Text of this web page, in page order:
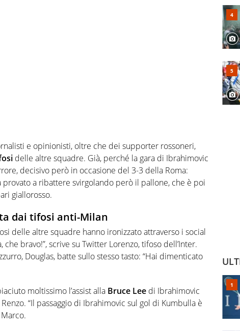
e opinionisti, oltre che dei supporter rossoneri,
delle altre squadre. Già, perché la gara di Ibrahimovic
decisivo però in occasione del 3-3 della Roma:
provato a ribattere svirgolando però il pallone, che è poi
giallorosso.
dai tifosi anti-Milan
delle altre squadre hanno ironizzato attraverso i social
bravo!”, scrive su Twitter Lorenzo, tifoso dell’Inter.
Douglas, batte sullo stesso tasto: “Hai dimenticato
moltissimo l’assist alla Bruce Lee di Ibrahimovic
“Il passaggio di Ibrahimovic sul gol di Kumbulla è